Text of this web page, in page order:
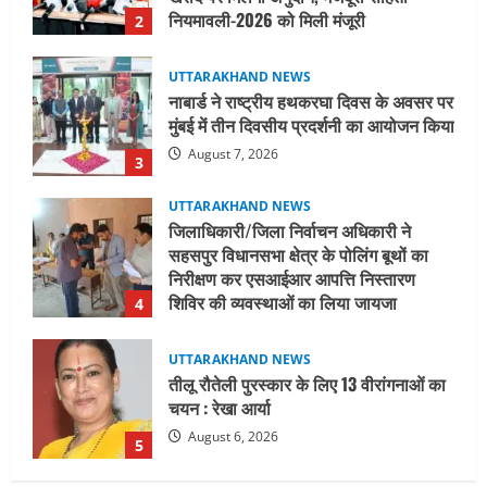
3 August 7, 2026
4
जिलाधिकारी/जिला निर्वाचन अधिकारी ने
सहसपुर विधानसभा क्षेत्र के पोलिंग बूथों का
निरीक्षण कर एसआईआर आपत्ति निस्तारण
शिविर की व्यवस्थाओं का लिया जायजा
5
UTTARAKHAND NEWS
तीलू रौतेली पुरस्कार के लिए 13 वीरांगनाओं का
चयन : रेखा आर्या
August 6, 2026
1
UTTARAKHAND NEWS
15 अगस्त तक ई-केवाईसी नहीं कराई तो गैस
आपूर्ति पर पड़ सकता है असर
August 8, 2026